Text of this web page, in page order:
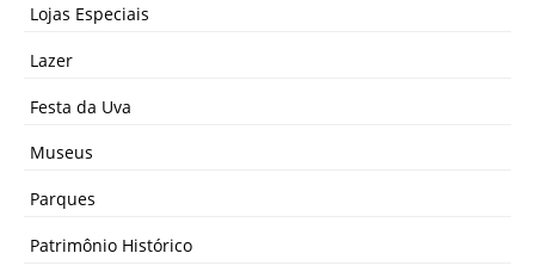
Lojas Especiais
Lazer
Festa da Uva
Museus
Parques
Patrimônio Histórico